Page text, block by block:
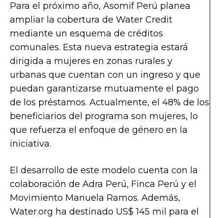
Para el próximo año, Asomif Perú planea
ampliar la cobertura de Water Credit
mediante un esquema de créditos
comunales. Esta nueva estrategia estará
dirigida a mujeres en zonas rurales y
urbanas que cuentan con un ingreso y que
puedan garantizarse mutuamente el pago
de los préstamos. Actualmente, el 48% de los
beneficiarios del programa son mujeres, lo
que refuerza el enfoque de género en la
iniciativa.
El desarrollo de este modelo cuenta con la
colaboración de Adra Perú, Finca Perú y el
Movimiento Manuela Ramos. Además,
Water.org ha destinado US$ 145 mil para el